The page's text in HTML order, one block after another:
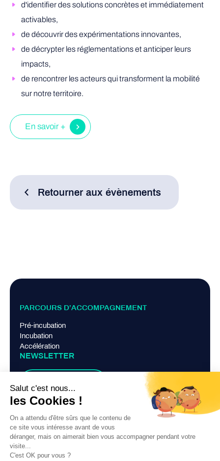
d'identifier des solutions concrètes et immédiatement
activables,
de découvrir des expérimentations innovantes,
de décrypter les réglementations et anticiper leurs
impacts,
de rencontrer les acteurs qui transforment la mobilité
sur notre territoire.
En savoir +
Retourner aux évènements
PARCOURS D’ACCOMPAGNEMENT
Pré-incubation
Incubation
Accélération
NEWSLETTER
LIENS PRATIQUES
Mentions légales
Politique de confidentialité
Contact